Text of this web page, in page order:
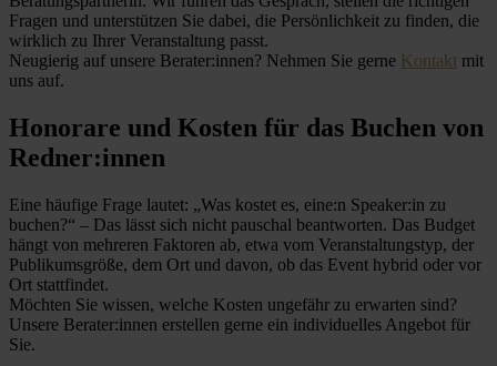
Fragen und unterstützen Sie dabei, die Persönlichkeit zu finden, die
wirklich zu Ihrer Veranstaltung passt.
Neugierig auf unsere Berater:innen? Nehmen Sie gerne Kontakt mit
uns auf.
Honorare und Kosten für das Buchen von
Redner:innen
Eine häufige Frage lautet: „Was kostet es, eine:n Speaker:in zu
buchen?“ – Das lässt sich nicht pauschal beantworten. Das Budget
hängt von mehreren Faktoren ab, etwa vom Veranstaltungstyp, der
Publikumsgröße, dem Ort und davon, ob das Event hybrid oder vor
Ort stattfindet.
Möchten Sie wissen, welche Kosten ungefähr zu erwarten sind?
Unsere Berater:innen erstellen gerne ein individuelles Angebot für
Sie.